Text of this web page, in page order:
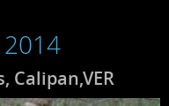
2014
Calipan,VER